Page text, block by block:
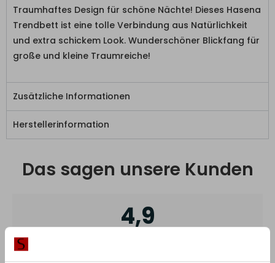
Traumhaftes Design für schöne Nächte! Dieses Hasena
Trendbett ist eine tolle Verbindung aus Natürlichkeit
und extra schickem Look. Wunderschöner Blickfang für
große und kleine Traumreiche!
Zusätzliche Informationen
Herstellerinformation
Das sagen unsere Kunden
4,9